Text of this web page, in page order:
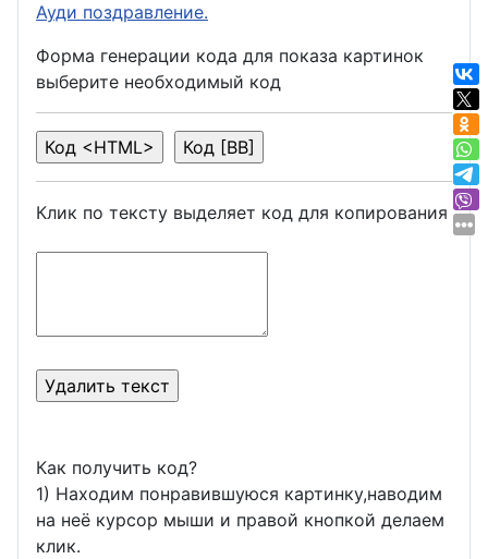
Ауди поздравление.
Форма генерации кода для показа картинок
выберите необходимый код
Клик по тексту выделяет код для копирования
Как получить код?
1) Находим понравившуюся картинку,наводим
на неё курсор мыши и правой кнопкой делаем
клик.